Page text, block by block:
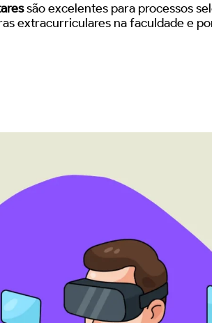
são excelentes para processos
extracurriculares na faculdade e